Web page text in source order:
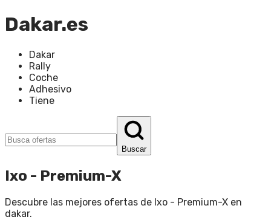
Dakar.es
Dakar
Rally
Coche
Adhesivo
Tiene
Buscar
Ixo - Premium-X
Descubre las mejores ofertas de Ixo - Premium-X en
dakar.